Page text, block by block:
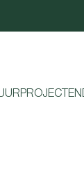
PROJECTEN